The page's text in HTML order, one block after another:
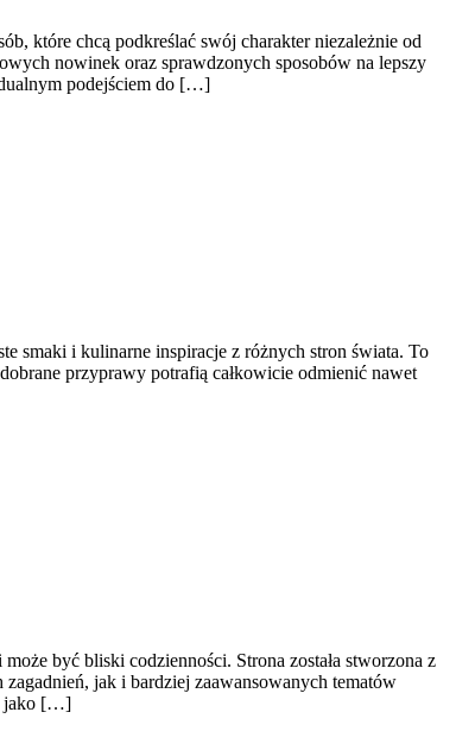
które chcą podkreślać swój charakter niezależnie od
nowinek oraz sprawdzonych sposobów na lepszy
podejściem do […]
smaki i kulinarne inspiracje z różnych stron świata. To
przyprawy potrafią całkowicie odmienić nawet
być bliski codzienności. Strona została stworzona z
jak i bardziej zaawansowanych tematów
jako […]